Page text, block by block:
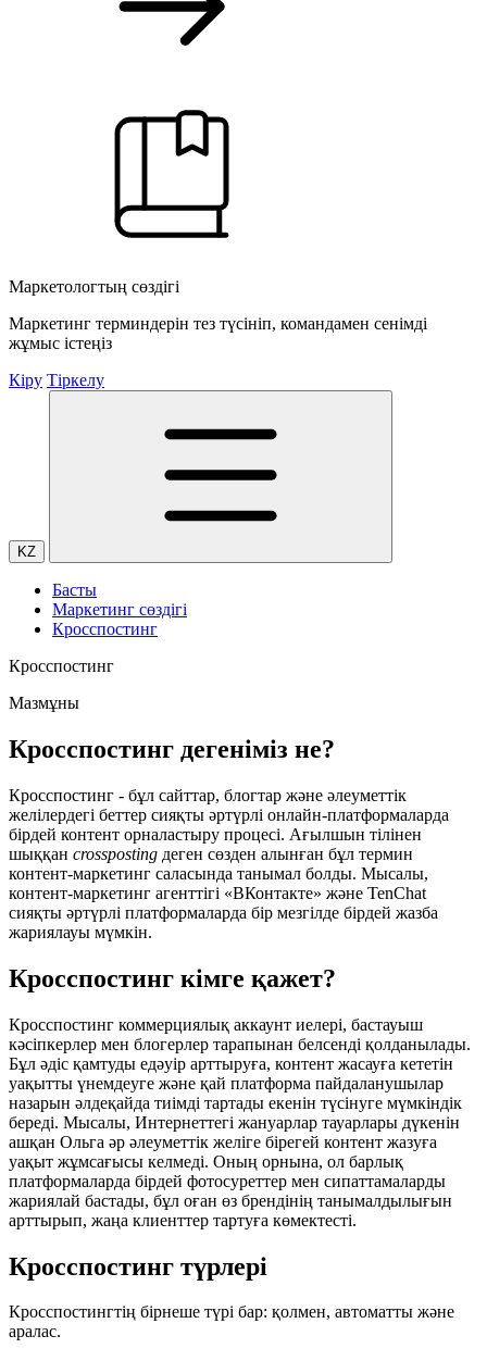
Маркетологтың сөздігі
Маркетинг терминдерін тез түсініп, командамен сенімді
жұмыс істеңіз
Кіру Тіркелу
KZ
Басты
Маркетинг сөздігі
Кросспостинг
Кросспостинг
Мазмұны
Кросспостинг дегеніміз не?
Кросспостинг - бұл сайттар, блогтар және әлеуметтік
желілердегі беттер сияқты әртүрлі онлайн-платформаларда
бірдей контент орналастыру процесі. Ағылшын тілінен
шыққан crossposting деген сөзден алынған бұл термин
контент-маркетинг саласында танымал болды. Мысалы,
контент-маркетинг агенттігі «ВКонтакте» және TenChat
сияқты әртүрлі платформаларда бір мезгілде бірдей жазба
жариялауы мүмкін.
Кросспостинг кімге қажет?
Кросспостинг коммерциялық аккаунт иелері, бастауыш
кәсіпкерлер мен блогерлер тарапынан белсенді қолданылады.
Бұл әдіс қамтуды едәуір арттыруға, контент жасауға кететін
уақытты үнемдеуге және қай платформа пайдаланушылар
назарын әлдеқайда тиімді тартады екенін түсінуге мүмкіндік
береді. Мысалы, Интернеттегі жануарлар тауарлары дүкенін
ашқан Ольга әр әлеуметтік желіге бірегей контент жазуға
уақыт жұмсағысы келмеді. Оның орнына, ол барлық
платформаларда бірдей фотосуреттер мен сипаттамаларды
жариялай бастады, бұл оған өз брендінің танымалдылығын
арттырып, жаңа клиенттер тартуға көмектесті.
Кросспостинг түрлері
Кросспостингтiң бірнеше түрі бар: қолмен, автоматты және
аралас.